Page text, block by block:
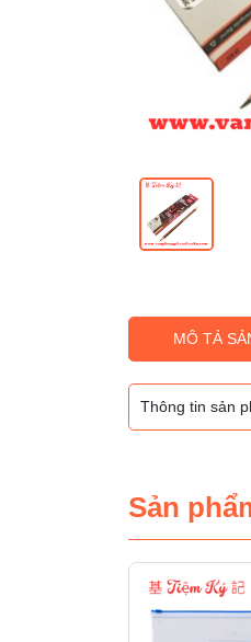
MÔ TẢ
Thông tin sản
Sản